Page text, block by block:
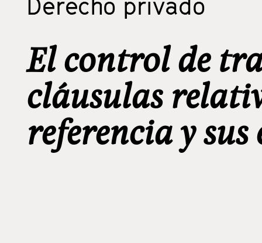
Derecho privado
El control de
cláusulas
referencia y sus